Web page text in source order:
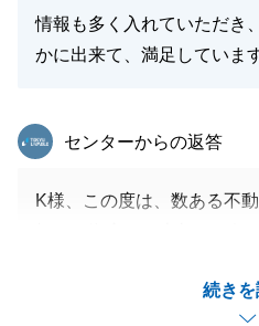
情報も多く入れていただき
かに出来て、満足しています
続き
東急リバブル
センターからの返答
K様、この度は、数ある不
無事にお引渡しまで完了し